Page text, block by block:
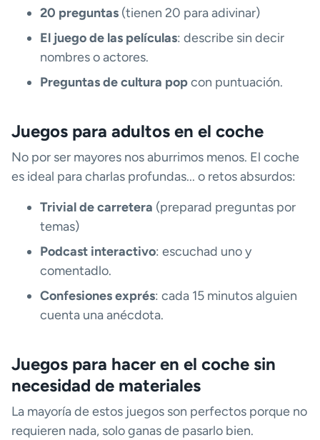
20 preguntas (tienen 20 para adivinar)
El juego de las películas: describe sin decir
nombres o actores.
Preguntas de cultura popcon puntuación.
Juegos para adultos en el coche
No por ser mayores nos aburrimos menos. El coche
es ideal para charlas profundas... o retos absurdos:
Trivial de carretera (preparad preguntas por
temas)
Podcast interactivo: escuchad uno y
comentadlo.
Confesiones exprés: cada 15 minutos alguien
cuenta una anécdota.
Juegos para hacer en el coche sin
necesidad de materiales
La mayoría de estos juegos son perfectos porque no
requieren nada, solo ganas de pasarlo bien.